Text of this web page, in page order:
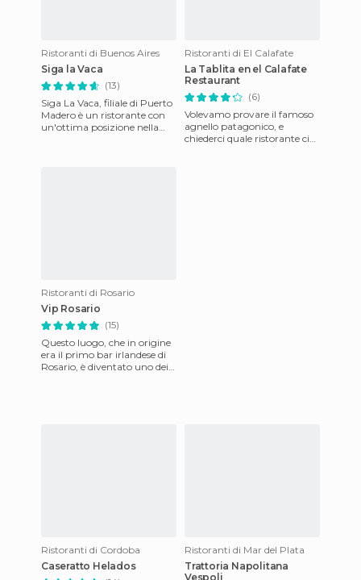
Ristoranti di Buenos Aires
Siga la Vaca
(13)
Siga La Vaca, filiale di Puerto
Madero è un ristorante con
un'ottima posizione nella
Ristoranti di El Calafate
La Tablita en el Calafate
Restaurant
(6)
Volevamo provare il famoso
agnello patagonico, e
chiederci quale ristorante ci
Ristoranti di Rosario
Vip Rosario
(15)
Questo luogo, che in origine
era il primo bar irlandese di
Rosario, è diventato uno dei
Ristoranti di Cordoba
Caseratto Helados
Ristoranti di Mar del Plata
Trattoria Napolitana
Vespoli